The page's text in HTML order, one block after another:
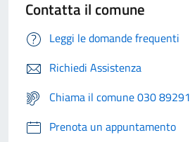
Contatta il comune
Leggi le domande frequenti
Richiedi Assistenza
Chiama il comune 030 89291
Prenota un appuntamento